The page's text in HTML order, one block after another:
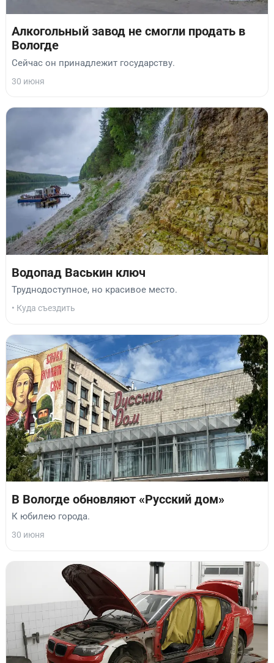
Алкогольный завод не смогли продать в
Вологде
Сейчас он принадлежит государству.
30 июня
Водопад Васькин ключ
Труднодоступное, но красивое место.
• Куда съездить
В Вологде обновляют «Русский дом»
К юбилею города.
30 июня